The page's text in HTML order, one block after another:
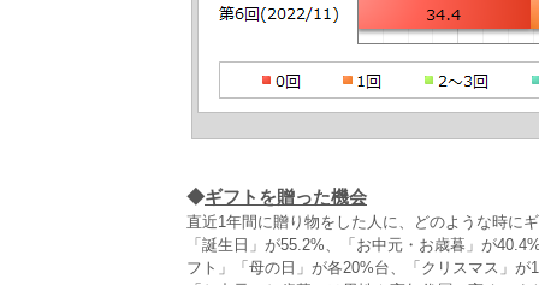
◆ギフトを贈った機会
直近1年間に贈り物をした人に、どのような時に
「誕生日」が55.2%、「お中元・お歳暮」が
フト」「母の日」が各20%台、「クリスマス」が